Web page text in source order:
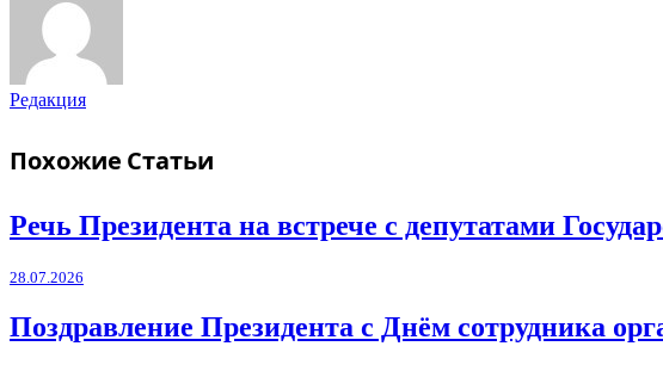
Редакция
Похожие Статьи
Речь Президента на встрече с депутатами
28.07.2026
Поздравление Президента с Днём сотрудника